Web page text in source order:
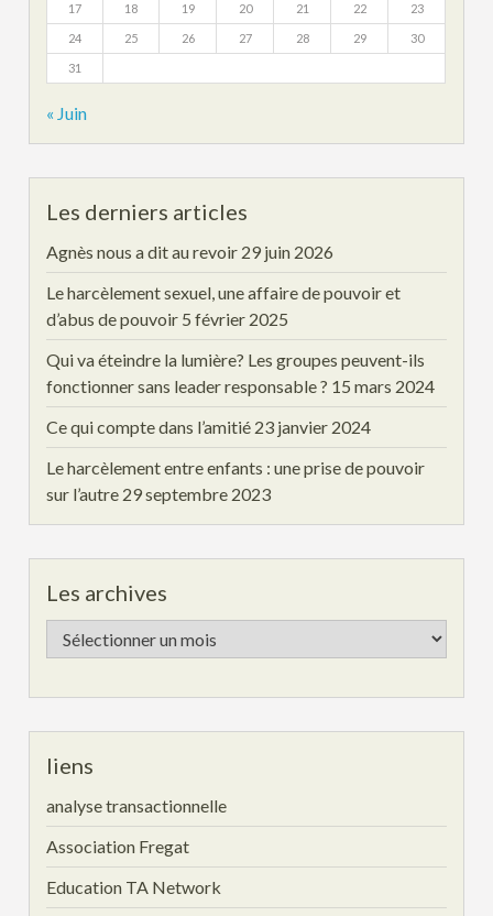
17 18 19 20 21 22 23
24 25 26 27 28 29 30
31
« Juin
Les derniers articles
Agnès nous a dit au revoir 29 juin 2026
Le harcèlement sexuel, une affaire de pouvoir et
d’abus de pouvoir 5 février 2025
Qui va éteindre la lumière? Les groupes peuvent-ils
fonctionner sans leader responsable ? 15 mars 2024
Ce qui compte dans l’amitié 23 janvier 2024
Le harcèlement entre enfants : une prise de pouvoir
sur l’autre 29 septembre 2023
Les archives
Les
archives
liens
analyse transactionnelle
Association Fregat
Education TA Network